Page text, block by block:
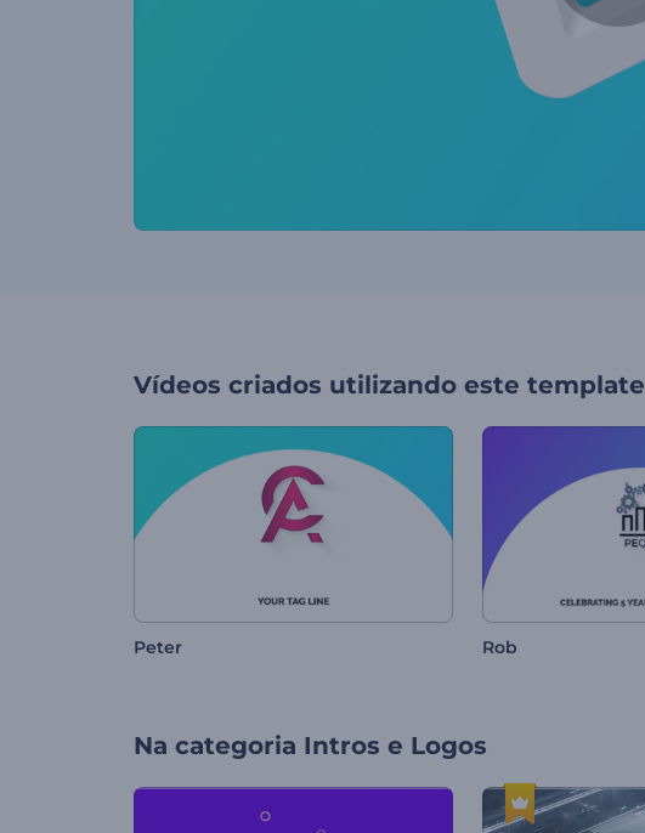
Vídeos criados utilizando este template
Peter Rob
Na categoria Intros e Logos